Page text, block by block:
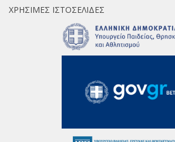
ΧΡΉΣΙΜΕΣ ΙΣΤΟΣΕΛΊΔΕΣ